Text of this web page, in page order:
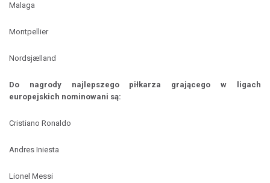
Malaga
Montpellier
Nordsjælland
Do nagrody najlepszego piłkarza grającego w ligach
europejskich nominowani są:
Cristiano Ronaldo
Andres Iniesta
Lionel Messi